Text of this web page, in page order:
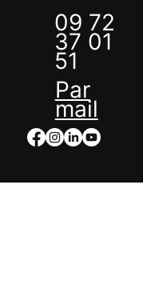
09 72
37 01
51
Par
mail